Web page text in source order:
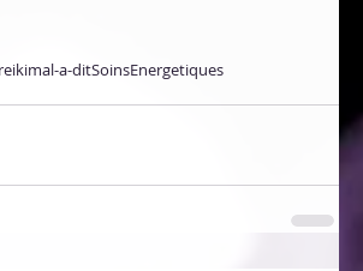
reikimal-a-ditSoinsEnergetiques